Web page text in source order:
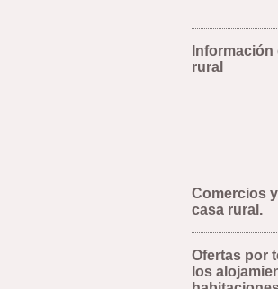
rural
Comercios
casa rural.
Ofertas por
los